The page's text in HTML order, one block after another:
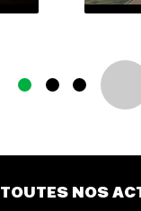
TOUTES NOS